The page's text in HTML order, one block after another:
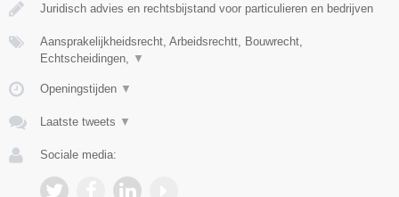
Juridisch advies en rechtsbijstand voor particulieren en bedrijven
Aansprakelijkheidsrecht, Arbeidsrechtt, Bouwrecht,
Echtscheidingen,
▼
Openingstijden ▼
Laatste tweets ▼
Sociale media: